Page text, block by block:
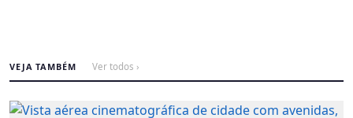
VEJA TAMBÉM Ver todos ›